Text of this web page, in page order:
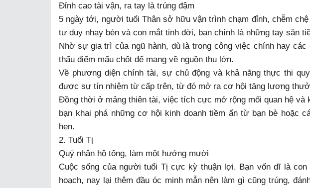
Đỉnh cao tài vận, ra tay là trúng đậm
5 ngày tới, người tuổi Thân sở hữu vận trình chạm đỉnh, chễm
tư duy nhạy bén và con mắt tinh đời, bạn chính là những tay săn
Nhờ sự gia trì của ngũ hành, dù là trong công việc chính hay
thấu điểm mấu chốt để mang về nguồn thu lớn.
Về phương diện chính tài, sự chủ động và khả năng thực thi
được sự tín nhiệm từ cấp trên, từ đó mở ra cơ hội tăng lương
Đồng thời ở mảng thiên tài, việc tích cực mở rộng mối quan hệ và
bạn khai phá những cơ hội kinh doanh tiềm ẩn từ bạn bè hoặc
hẹn.
2. Tuổi Tị
Quý nhân hộ tống, làm một hưởng mười
Cuộc sống của người tuổi Tị cực kỳ thuận lợi. Bạn vốn dĩ là
hoạch, nay lại thêm đầu óc minh mẫn nên làm gì cũng trúng,